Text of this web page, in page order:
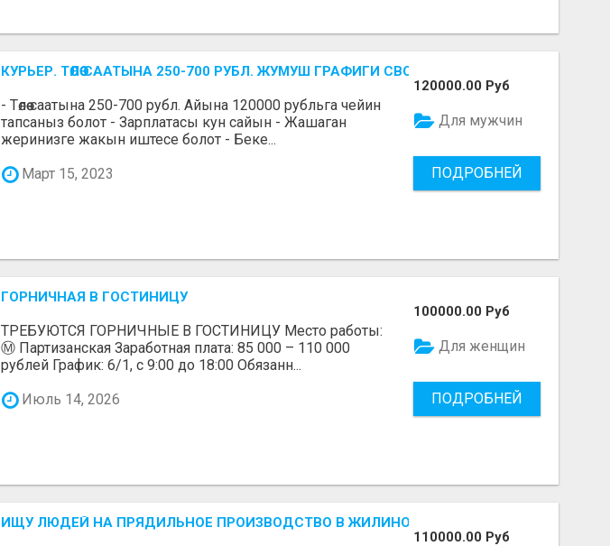
КУРЬЕР. ТӨЛӨӨ СААТЫНА 250-700 РУБЛ. ЖУМУШ ГРАФИГИ СВОБОДНЫЙ. БЕЗ ОПЫТА
- Төлөө саатына 250-700 рубл. Айына 120000 рубльга чейин
тапсаныз болот - Зарплатасы кун сайын - Жашаган
жеринизге жакын иштесе болот - Беке...
Март 15, 2023
120000.00 Руб
Для мужчин
ПОДРОБНЕЙ
ГОРНИЧНАЯ В ГОСТИНИЦУ
ТРЕБУЮТСЯ ГОРНИЧНЫЕ В ГОСТИНИЦУ Место работы:
Ⓜ️ Партизанская Заработная плата: 85 000 – 110 000
рублей График: 6/1, с 9:00 до 18:00 Обязанн...
Июль 14, 2026
100000.00 Руб
Для женщин
ПОДРОБНЕЙ
ИЩУ ЛЮДЕЙ НА ПРЯДИЛЬНОЕ ПРОИЗВОДСТВО В ЖИЛИНО-2 (ЛЮБЕРЦЫ), ФАБРИКА
110000.00 Руб